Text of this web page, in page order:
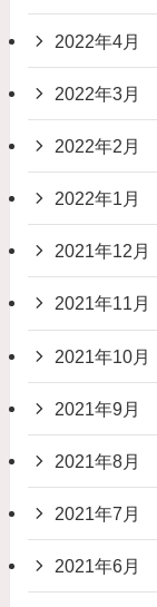
2022年4月
2022年3月
2022年2月
2022年1月
2021年12月
2021年11月
2021年10月
2021年9月
2021年8月
2021年7月
2021年6月